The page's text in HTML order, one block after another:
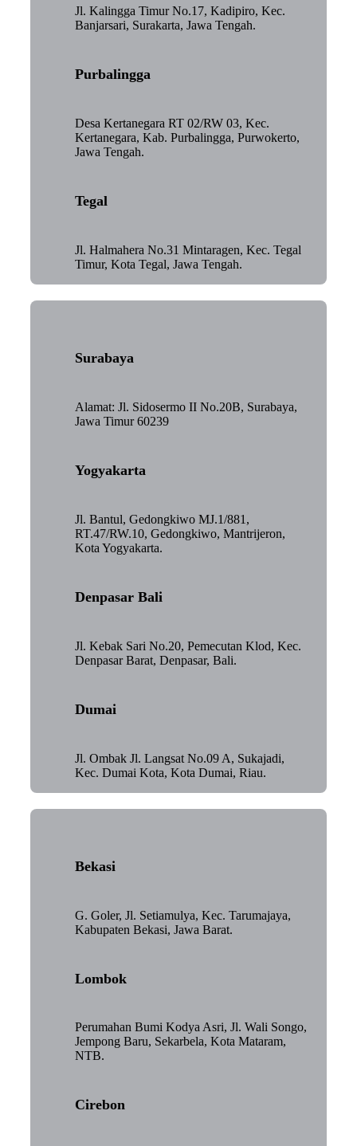
Jl. Kalingga Timur No.17, Kadipiro, Kec.
Banjarsari, Surakarta, Jawa Tengah.
Purbalingga
Desa Kertanegara RT 02/RW 03, Kec.
Kertanegara, Kab. Purbalingga, Purwokerto,
Jawa Tengah.
Tegal
Jl. Halmahera No.31 Mintaragen, Kec. Tegal
Timur, Kota Tegal, Jawa Tengah.
Surabaya
Alamat: Jl. Sidosermo II No.20B, Surabaya,
Jawa Timur 60239
Yogyakarta
Jl. Bantul, Gedongkiwo MJ.1/881,
RT.47/RW.10, Gedongkiwo, Mantrijeron,
Kota Yogyakarta.
Denpasar Bali
Jl. Kebak Sari No.20, Pemecutan Klod, Kec.
Denpasar Barat, Denpasar, Bali.
Dumai
Jl. Ombak Jl. Langsat No.09 A, Sukajadi,
Kec. Dumai Kota, Kota Dumai, Riau.
Bekasi
G. Goler, Jl. Setiamulya, Kec. Tarumajaya,
Kabupaten Bekasi, Jawa Barat.
Lombok
Perumahan Bumi Kodya Asri, Jl. Wali Songo,
Jempong Baru, Sekarbela, Kota Mataram,
NTB.
Cirebon